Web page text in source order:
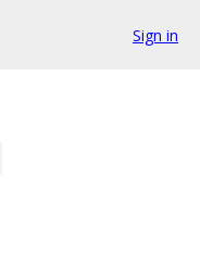
Sign in